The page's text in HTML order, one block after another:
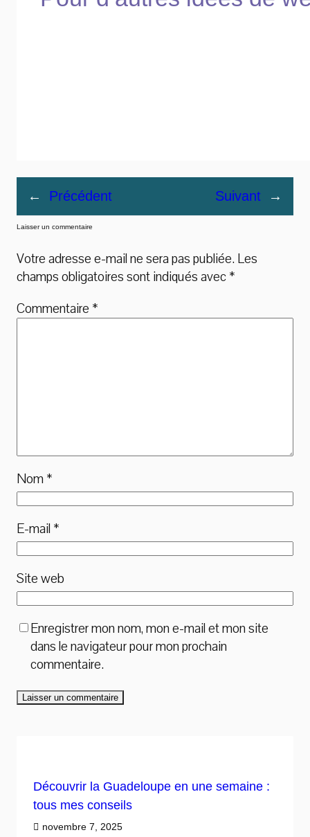
← Précédent Suivant →
Laisser un commentaire
Votre adresse e-mail ne sera pas publiée. Les
champs obligatoires sont indiqués avec*
Commentaire *
Nom *
E-mail *
Site web
Enregistrer mon nom, mon e-mail et mon site
dans le navigateur pour mon prochain
commentaire.
Découvrir la Guadeloupe en une semaine :
tous mes conseils
novembre 7, 2025